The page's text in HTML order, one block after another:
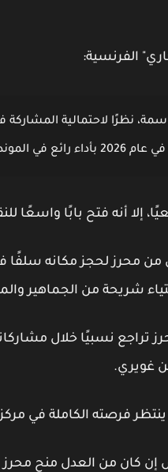
الفرنسية:
نظرًا لاحتمالية المشاركة
المونديال."
إلا أنه فتح بابًا واسعًا
محرز لحجز مكانه سلفًا في
شريحة من الجماهير
تراجع نسبيًا خلال
غويري.
فرصته الكاملة في مركز
كان من العدل منح محرز